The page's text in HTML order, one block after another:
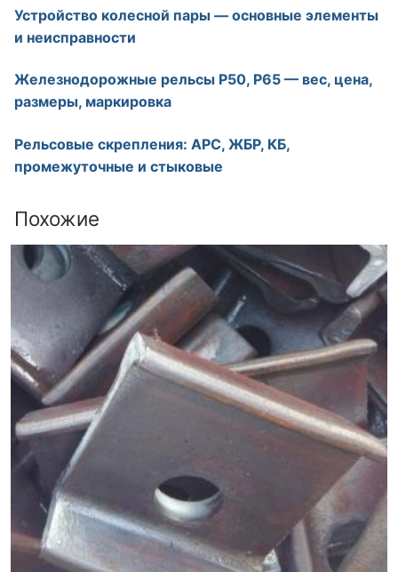
Устройство колесной пары — основные элементы
и неисправности
Железнодорожные рельсы Р50, Р65 — вес, цена,
размеры, маркировка
Рельсовые скрепления: АРС, ЖБР, КБ,
промежуточные и стыковые
Похожие